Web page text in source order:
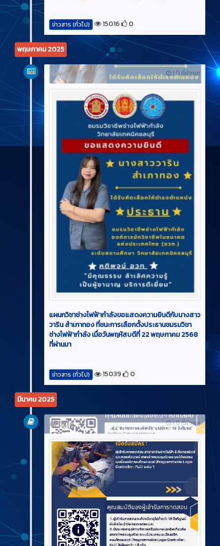
ข่าวสาร (ทั่วไป) 15016 0
พฤษภาคม 2025
1 ปี ที่ผ่านมา
News
แผนกวิชาช่างไฟฟ้ากำลังขอแสดงความยินดีกับนางสาว
วาริน สำเภาทอง ที่ชนะการเลือกตั้งประธานชมรมวิชา
ช่างไฟฟ้ากำลัง เมื่อวันพฤหัสบดีที่ 22 พฤษภาคม 2568
ที่ผ่านมา
ข่าวสาร (ทั่วไป) 15039 0
มีนาคม 2025
1 ปี ที่ผ่านมา
Article